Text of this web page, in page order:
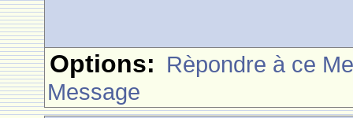
Options: Rèpondre à ce
Message